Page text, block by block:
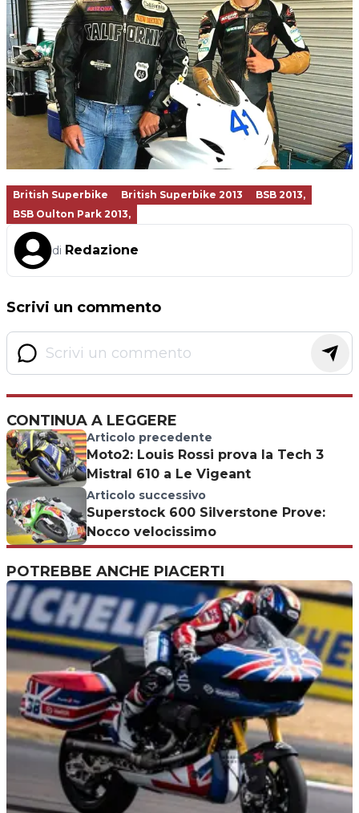
British Superbike British Superbike 2013
BSB 2013,
BSB Oulton Park 2013,
di Redazione
Scrivi un commento
CONTINUA A LEGGERE
Articolo precedente
Moto2: Louis Rossi prova la Tech 3
Mistral 610 a Le Vigeant
Articolo successivo
Superstock 600 Silverstone Prove:
Nocco velocissimo
POTREBBE ANCHE PIACERTI